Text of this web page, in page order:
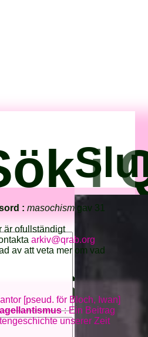
i
:masochism gav 31
är ofullständigt
arkiv@qrab.org
av att veta mer om vad
[pseud. för Bloch, Iwan]
: Ein Beitrag
unserer Zeit